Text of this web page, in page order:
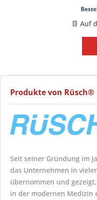
Auf
Produkte von Rüsch®
Seit seiner Gründung im
das Unternehmen in
übernommen und
in der modernen Medizin